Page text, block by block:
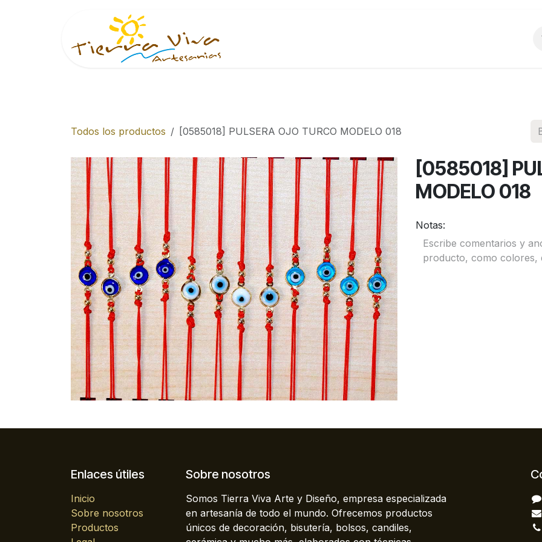
Preguntas
Todos los productos [0585018] PULSERA OJO TURCO MODELO 018
[0585018]
MODELO 018
Notas:
Enlaces útiles
Inicio
Sobre nosotros
Productos
Sobre nosotros
Somos Tierra Viva Arte y Diseño, empresa especializada
en artesanía de todo el mundo. Ofrecemos productos
únicos de decoración, bisutería, bolsos, candiles,